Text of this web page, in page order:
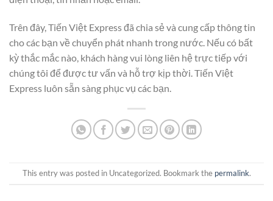
Trên đây, Tiến Việt Express đã chia sẻ và cung cấp thông tin
cho các bạn về chuyển phát nhanh trong nước. Nếu có bất
kỳ thắc mắc nào, khách hàng vui lòng liên hệ trực tiếp với
chúng tôi để được tư vấn và hỗ trợ kịp thời. Tiến Việt
Express luôn sẵn sàng phục vụ các bạn.
This entry was posted in Uncategorized. Bookmark the permalink.